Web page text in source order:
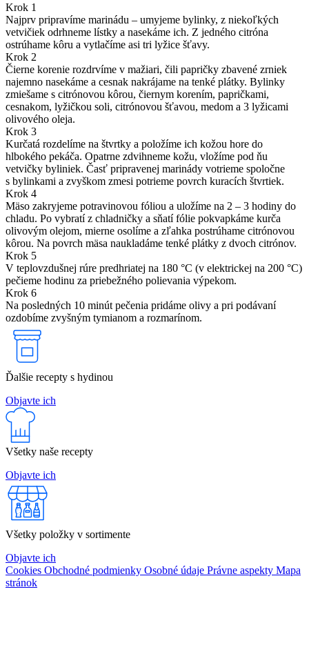
Krok 1
Najprv pripravíme marinádu – umyjeme bylinky, z niekoľkých
vetvičiek odrhneme lístky a nasekáme ich. Z jedného citróna
ostrúhame kôru a vytlačíme asi tri lyžice šťavy.
Krok 2
Čierne korenie rozdrvíme v mažiari, čili papričky zbavené zrniek
najemno nasekáme a cesnak nakrájame na tenké plátky. Bylinky
zmiešame s citrónovou kôrou, čiernym korením, papričkami,
cesnakom, lyžičkou soli, citrónovou šťavou, medom a 3 lyžicami
olivového oleja.
Krok 3
Kurčatá rozdelíme na štvrtky a položíme ich kožou hore do
hlbokého pekáča. Opatrne zdvihneme kožu, vložíme pod ňu
vetvičky byliniek. Časť pripravenej marinády votrieme spoločne
s bylinkami a zvyškom zmesi potrieme povrch kuracích štvrtiek.
Krok 4
Mäso zakryjeme potravinovou fóliou a uložíme na 2 – 3 hodiny do
chladu. Po vybratí z chladničky a sňatí fólie pokvapkáme kurča
olivovým olejom, mierne osolíme a zľahka postrúhame citrónovou
kôrou. Na povrch mäsa naukladáme tenké plátky z dvoch citrónov.
Krok 5
V teplovzdušnej rúre predhriatej na 180 °C (v elektrickej na 200 °C)
pečieme hodinu za priebežného polievania výpekom.
Krok 6
Na posledných 10 minút pečenia pridáme olivy a pri podávaní
ozdobíme zvyšným tymianom a rozmarínom.
Ďalšie recepty s hydinou
Objavte ich
Všetky naše recepty
Objavte ich
Všetky položky v sortimente
Objavte ich
Cookies Obchodné podmienky Osobné údaje Právne aspekty Mapa
stránok